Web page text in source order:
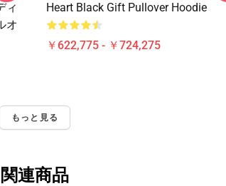
ィ
オ
Heart Black Gift Pullover Hoodie
￥622,775 - ￥724,275
もっと見る
関連商品